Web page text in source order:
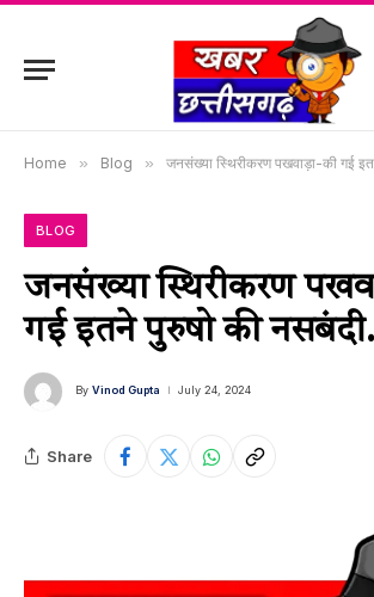
Home » Blog » जनसंख्या स्थिरीकरण पखवाड़ा-की गई
BLOG
जनसंख्या स्थिरीकरण
गई इतने पुरुषो की
By Vinod Gupta July 24, 2024
Share